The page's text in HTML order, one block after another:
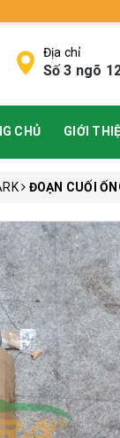
Địa chỉ
Số 3 ngõ
CHỦ GIỚI
ĐOẠN CUỐI